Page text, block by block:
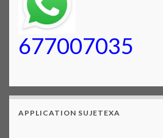
677007035
APPLICATION SUJETEXA